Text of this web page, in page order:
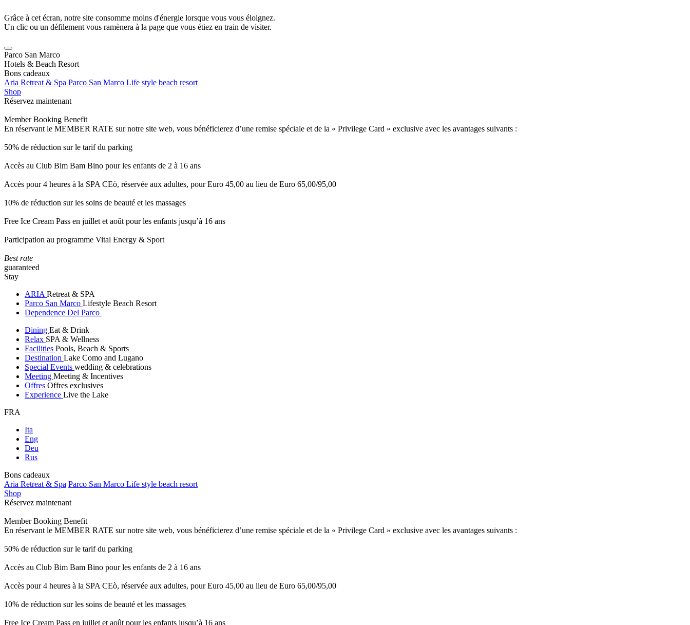
Grâce à cet écran, notre site consomme moins d'énergie lorsque vous vous éloignez.
Un clic ou un défilement vous ramènera à la page que vous étiez en train de visiter.
Parco San Marco
Hotels & Beach Resort
Bons cadeaux
Aria Retreat & Spa Parco San Marco Life style beach resort
Shop
Réservez maintenant
Member Booking Benefit
En réservant le MEMBER RATE sur notre site web, vous bénéficierez d’une remise spéciale et de la « Privilege Card » exclusive avec les avantages suivants :
50% de réduction sur le tarif du parking
Accès au Club Bim Bam Bino pour les enfants de 2 à 16 ans
Accès pour 4 heures à la SPA CEò, réservée aux adultes, pour Euro 45,00 au lieu de Euro 65,00/95,00
10% de réduction sur les soins de beauté et les massages
Free Ice Cream Pass en juillet et août pour les enfants jusqu’à 16 ans
Participation au programme Vital Energy & Sport
Best rate
guaranteed
Stay
ARIA Retreat & SPA
Parco San Marco Lifestyle Beach Resort
Dependence Del Parco
Dining Eat & Drink
Relax SPA & Wellness
Facilities Pools, Beach & Sports
Destination Lake Como and Lugano
Special Events wedding & celebrations
Meeting Meeting & Incentives
Offres Offres exclusives
Experience Live the Lake
FRA
Ita
Eng
Deu
Rus
Bons cadeaux
Aria Retreat & Spa Parco San Marco Life style beach resort
Shop
Réservez maintenant
Member Booking Benefit
En réservant le MEMBER RATE sur notre site web, vous bénéficierez d’une remise spéciale et de la « Privilege Card » exclusive avec les avantages suivants :
50% de réduction sur le tarif du parking
Accès au Club Bim Bam Bino pour les enfants de 2 à 16 ans
Accès pour 4 heures à la SPA CEò, réservée aux adultes, pour Euro 45,00 au lieu de Euro 65,00/95,00
10% de réduction sur les soins de beauté et les massages
Free Ice Cream Pass en juillet et août pour les enfants jusqu’à 16 ans